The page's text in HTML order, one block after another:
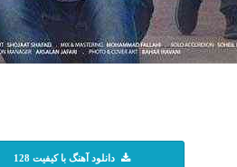
دانلود آهنگ با کیفیت 128